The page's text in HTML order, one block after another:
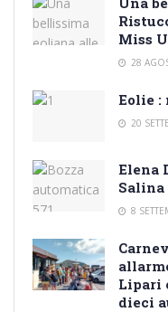
Miss
28
Eolie :
20
Elena
Salina
8
Lipari
dieci